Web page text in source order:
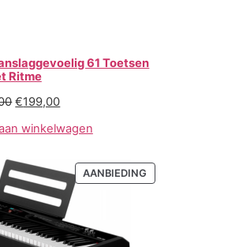
61 Toetsen
Ritme
€199,00
winkelwagen
AANBIEDING